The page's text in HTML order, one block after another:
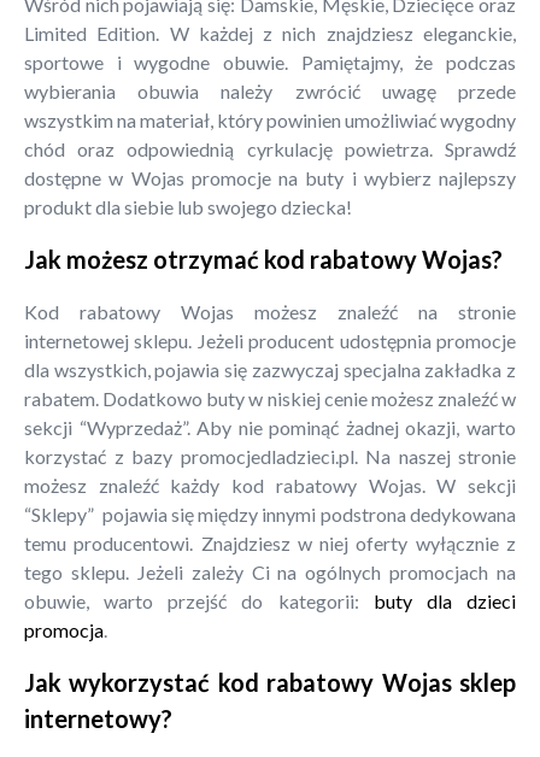
Limited Edition. W każdej z nich znajdziesz eleganckie,
sportowe i wygodne obuwie. Pamiętajmy, że podczas
wybierania obuwia należy zwrócić uwagę przede
wszystkim na materiał, który powinien umożliwiać wygodny
chód oraz odpowiednią cyrkulację powietrza. Sprawdź
dostępne w Wojas promocje na buty i wybierz najlepszy
produkt dla siebie lub swojego dziecka!
Jak możesz otrzymać kod rabatowy Wojas?
Kod rabatowy Wojas możesz znaleźć na stronie
internetowej sklepu. Jeżeli producent udostępnia promocje
dla wszystkich, pojawia się zazwyczaj specjalna zakładka z
rabatem. Dodatkowo buty w niskiej cenie możesz znaleźć w
sekcji “Wyprzedaż”. Aby nie pominąć żadnej okazji, warto
korzystać z bazy promocjedladzieci.pl. Na naszej stronie
możesz znaleźć każdy kod rabatowy Wojas. W sekcji
“Sklepy” pojawia się między innymi podstrona dedykowana
temu producentowi. Znajdziesz w niej oferty wyłącznie z
tego sklepu. Jeżeli zależy Ci na ogólnych promocjach na
obuwie, warto przejść do kategorii: buty dla dzieci
promocja
Jak wykorzystać kod rabatowy Wojas sklep
internetowy?